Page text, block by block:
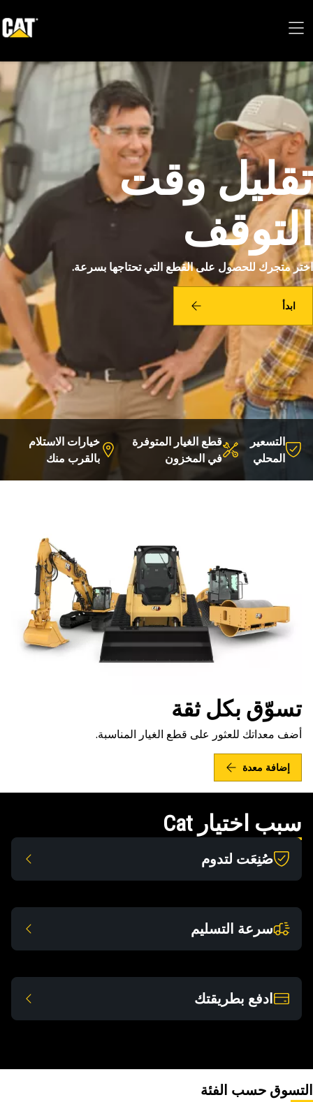
تقليل وقت
التوقف
اختر متجرك للحصول على القطع التي تحتاجها بسرعة.
ابدأ
التسعير
المحلي
قطع الغيار المتوفرة
في المخزون
خيارات الاستلام
بالقرب منك
تسوّق بكل ثقة
أضف معداتك للعثور على قطع الغيار المناسبة.
إضافة معدة
سبب اختيار Cat
صُنِعَت لتدوم
سرعة التسليم
ادفع بطريقتك
التسوق حسب الفئة